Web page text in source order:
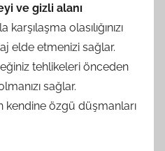
ve gizli alanı
olasılığınızı
elde etmenizi sağlar.
tehlikeleri önceden
sağlar.
kendine özgü düşmanları